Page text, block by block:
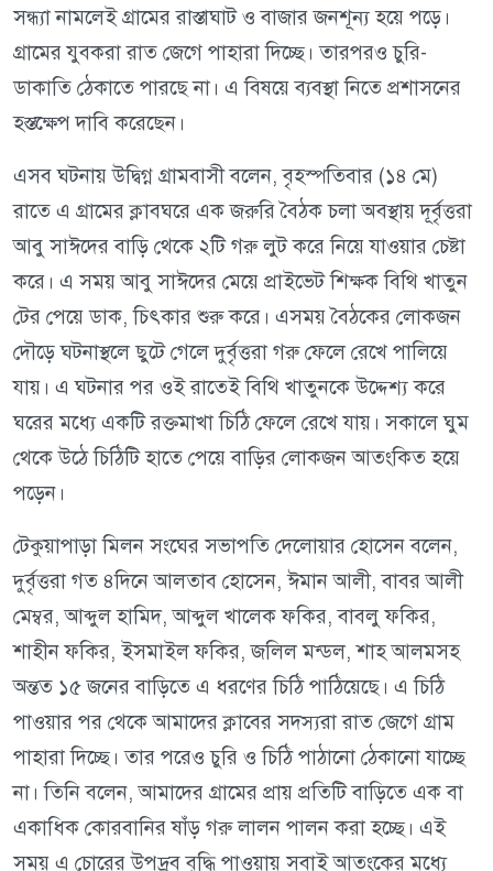
সন্ধ্যা নামলেই গ্রামের রাস্তাঘাট ও বাজার জনশূন্য হয়ে পড়ে।
গ্রামের যুবকরা রাত জেগে পাহারা দিচ্ছে। তারপরও চুরি-
ডাকাতি ঠেকাতে পারছে না। এ বিষয়ে ব্যবস্থা নিতে প্রশাসনের
হস্তক্ষেপ দাবি করেছেন।
এসব ঘটনায় উদ্বিগ্ন গ্রামবাসী বলেন, বৃহস্পতিবার (১৪ মে)
রাতে এ গ্রামের ক্লাবঘরে এক জরুরি বৈঠক চলা অবস্থায় দূর্বৃত্তরা
আবু সাঈদের বাড়ি থেকে ২টি গরু লুট করে নিয়ে যাওয়ার চেষ্টা
করে। এ সময় আবু সাঈদের মেয়ে প্রাইভেট শিক্ষক বিথি খাতুন
টের পেয়ে ডাক, চিৎকার শুরু করে। এসময় বৈঠকের লোকজন
দৌড়ে ঘটনাস্থলে ছুটে গেলে দুর্বৃত্তরা গরু ফেলে রেখে পালিয়ে
যায়। এ ঘটনার পর ওই রাতেই বিথি খাতুনকে উদ্দেশ্য করে
ঘরের মধ্যে একটি রক্তমাখা চিঠি ফেলে রেখে যায়। সকালে ঘুম
থেকে উঠে চিঠিটি হাতে পেয়ে বাড়ির লোকজন আতংকিত হয়ে
পড়েন।
টেকুয়াপাড়া মিলন সংঘের সভাপতি দেলোয়ার হোসেন বলেন,
দুর্বৃত্তরা গত ৪দিনে আলতাব হোসেন, ঈমান আলী, বাবর আলী
মেম্বর, আব্দুল হামিদ, আব্দুল খালেক ফকির, বাবলু ফকির,
শাহীন ফকির, ইসমাইল ফকির, জলিল মন্ডল, শাহ আলমসহ
অন্তত ১৫ জনের বাড়িতে এ ধরণের চিঠি পাঠিয়েছে। এ চিঠি
পাওয়ার পর থেকে আমাদের ক্লাবের সদস্যরা রাত জেগে গ্রাম
পাহারা দিচ্ছে। তার পরেও চুরি ও চিঠি পাঠানো ঠেকানো যাচ্ছে
না। তিনি বলেন, আমাদের গ্রামের প্রায় প্রতিটি বাড়িতে এক বা
একাধিক কোরবানির ষাঁড় গরু লালন পালন করা হচ্ছে। এই
সময় এ চোরের উপদ্রব বৃদ্ধি পাওয়ায় সবাই আতংকের মধ্যে